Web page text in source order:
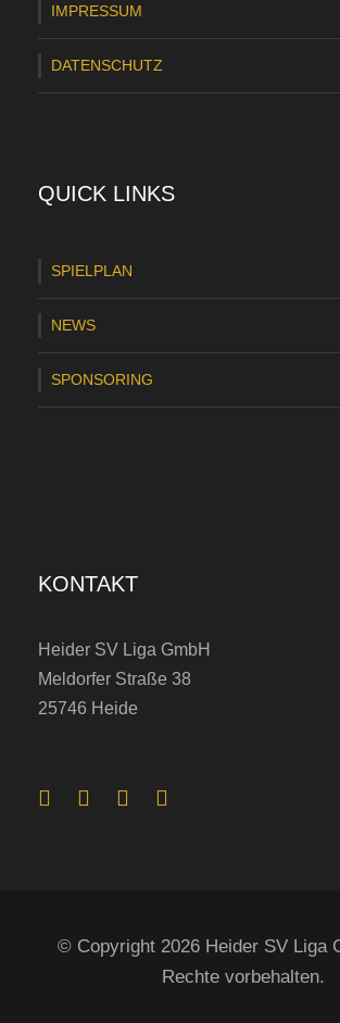
IMPRESSUM
DATENSCHUTZ
QUICK LINKS
SPIELPLAN
NEWS
SPONSORING
KONTAKT
Heider SV Liga GmbH
Meldorfer Straße 38
25746 Heide
© Copyright 2026 Heider SV Liga
Rechte vorbehalten.